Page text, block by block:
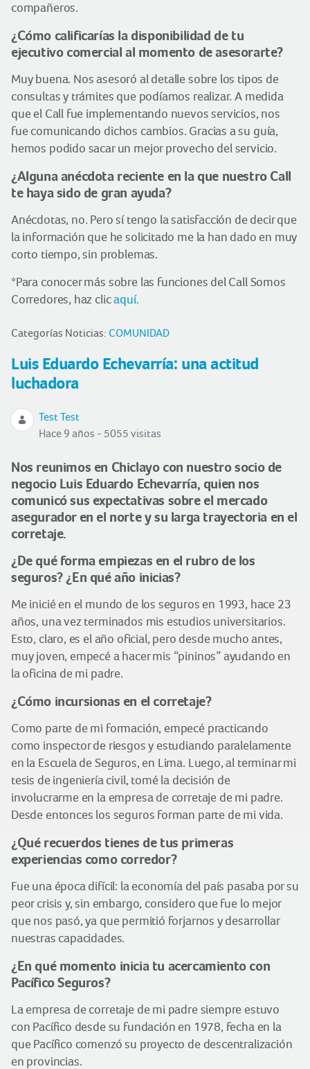
compañeros.
¿Cómo calificarías la disponibilidad de tu
ejecutivo comercial al momento de asesorarte?
Muy buena. Nos asesoró al detalle sobre los tipos de
consultas y trámites que podíamos realizar. A medida
que el Call fue implementando nuevos servicios, nos
fue comunicando dichos cambios. Gracias a su guía,
hemos podido sacar un mejor provecho del servicio.
¿Alguna anécdota reciente en la que nuestro Call
te haya sido de gran ayuda?
Anécdotas, no. Pero sí tengo la satisfacción de decir que
la información que he solicitado me la han dado en muy
corto tiempo, sin problemas.
*Para conocer más sobre las funciones del Call Somos
Corredores, haz clicaquí.
Categorías Noticias: COMUNIDAD
Luis Eduardo Echevarría: una actitud
luchadora
Test Test
Hace 9 años - 5055 visitas
Nos reunimos en Chiclayo con nuestro socio de
negocio Luis Eduardo Echevarría, quien nos
comunicó sus expectativas sobre el mercado
asegurador en el norte y su larga trayectoria en el
corretaje.
¿De qué forma empiezas en el rubro de los
seguros? ¿En qué año inicias?
Me inicié en el mundo de los seguros en 1993, hace 23
años, una vez terminados mis estudios universitarios.
Esto, claro, es el año oficial, pero desde mucho antes,
muy joven, empecé a hacer mis “pininos” ayudando en
la oficina de mi padre.
¿Cómo incursionas en el corretaje?
Como parte de mi formación, empecé practicando
como inspector de riesgos y estudiando paralelamente
en la Escuela de Seguros, en Lima. Luego, al terminar mi
tesis de ingeniería civil, tomé la decisión de
involucrarme en la empresa de corretaje de mi padre.
Desde entonces los seguros forman parte de mi vida.
¿Qué recuerdos tienes de tus primeras
experiencias como corredor?
Fue una época difícil: la economía del país pasaba por su
peor crisis y, sin embargo, considero que fue lo mejor
que nos pasó, ya que permitió forjarnos y desarrollar
nuestras capacidades.
¿En qué momento inicia tu acercamiento con
Pacífico Seguros?
La empresa de corretaje de mi padre siempre estuvo
con Pacífico desde su fundación en 1978, fecha en la
que Pacífico comenzó su proyecto de descentralización
en provincias.